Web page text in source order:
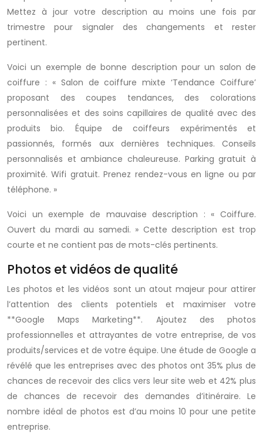
Mettez à jour votre description au moins une fois par
trimestre pour signaler des changements et rester
pertinent.
Voici un exemple de bonne description pour un salon de
coiffure : « Salon de coiffure mixte ‘Tendance Coiffure’
proposant des coupes tendances, des colorations
personnalisées et des soins capillaires de qualité avec des
produits bio. Équipe de coiffeurs expérimentés et
passionnés, formés aux dernières techniques. Conseils
personnalisés et ambiance chaleureuse. Parking gratuit à
proximité. Wifi gratuit. Prenez rendez-vous en ligne ou par
téléphone. »
Voici un exemple de mauvaise description : « Coiffure.
Ouvert du mardi au samedi. » Cette description est trop
courte et ne contient pas de mots-clés pertinents.
Photos et vidéos de qualité
Les photos et les vidéos sont un atout majeur pour attirer
l’attention des clients potentiels et maximiser votre
**Google Maps Marketing**. Ajoutez des photos
professionnelles et attrayantes de votre entreprise, de vos
produits/services et de votre équipe. Une étude de Google a
révélé que les entreprises avec des photos ont 35% plus de
chances de recevoir des clics vers leur site web et 42% plus
de chances de recevoir des demandes d’itinéraire. Le
nombre idéal de photos est d’au moins 10 pour une petite
entreprise.